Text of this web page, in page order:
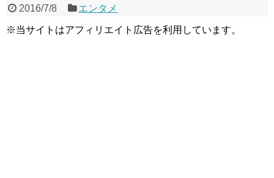
2016/7/8 エンタメ
※当サイトはアフィリエイト広告を利用しています。